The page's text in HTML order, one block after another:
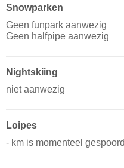
Snowparken
Geen funpark aanwezig
Geen halfpipe aanwezig
Nightskiing
niet aanwezig
Loipes
- km is momenteel gespoord